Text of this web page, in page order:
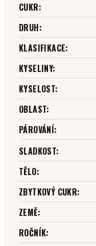
CUKR:
DRUH:
KLASIFIKACE:
KYSELINY:
KYSELOST:
OBLAST:
PÁROVÁNÍ:
SLADKOST:
TĚLO:
ZBYTKOVÝ CUKR:
ZEMĚ:
ROČNÍK: